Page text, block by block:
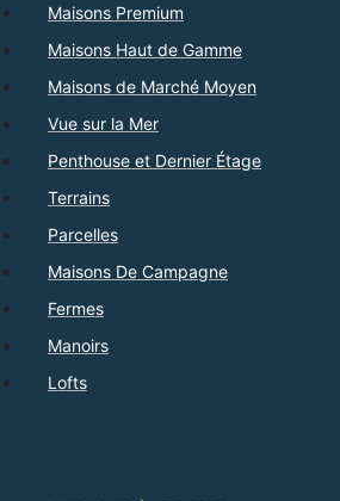
Maisons Premium
Maisons Haut de Gamme
Maisons de Marché Moyen
Vue sur la Mer
Penthouse et Dernier Étage
Terrains
Parcelles
Maisons De Campagne
Fermes
Manoirs
Lofts